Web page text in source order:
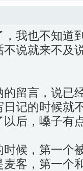
我也不知道
说就来不及
留言，说已
记的时候就
后，嗓子有
候，第一个
客，第一个